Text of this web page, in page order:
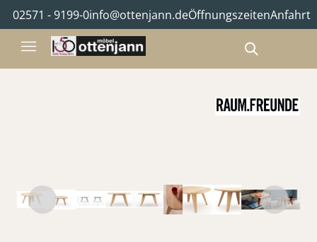
02571 - 9199-0info@ottenjann.deÖffnungszeitenAnfahrt